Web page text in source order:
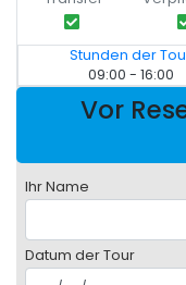
Stunden der
09:00 - 16:00
Vor
Ihr Name
Datum der Tour